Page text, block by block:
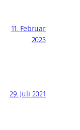
11. Februar
2023
29. Juli 2021